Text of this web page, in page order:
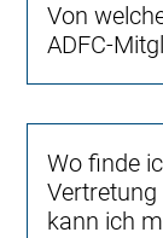
Von
ADFC-
Wo finde
kann ich